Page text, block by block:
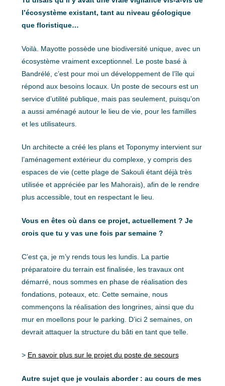
l’écosystème existant, tant au niveau géologique
que floristique…
Voilà. Mayotte possède une biodiversité unique, avec un
écosystème vraiment exceptionnel. Le poste basé à
Bandrélé, c’est pour moi un développement de l’île qui
répond aux besoins locaux. Un poste de secours est un
service d’utilité publique, mais pas seulement, puisqu’on
a aussi aménagé autour le lieu de vie, pour les familles
et les utilisateurs.
Un architecte a créé les plans et Toponymy intervient sur
l’aménagement extérieur du complexe, y compris des
espaces de vie (cette plage de Sakouli étant déjà très
utilisée et appréciée par les Mahorais), afin de le rendre
plus accessible, tout en respectant le lieu.
Vous en êtes où dans ce projet, actuellement ? Je
crois que tu y vas une fois par semaine ?
C’est ça, je m’y rends tous les lundis. La partie
préparatoire du terrain est finalisée, les travaux ont
démarré, nous sommes en phase de réalisation des
fondations, poteaux, etc. Cette semaine, nous
commençons la réalisation des longrines, ainsi que du
mur en moellons pour le parking. D’ici 2 semaines, on
devrait attaquer la structure du bâti en tant que telle.
> En savoir plus sur le projet du poste de secours
Autre sujet que je voulais aborder : au cours de mes